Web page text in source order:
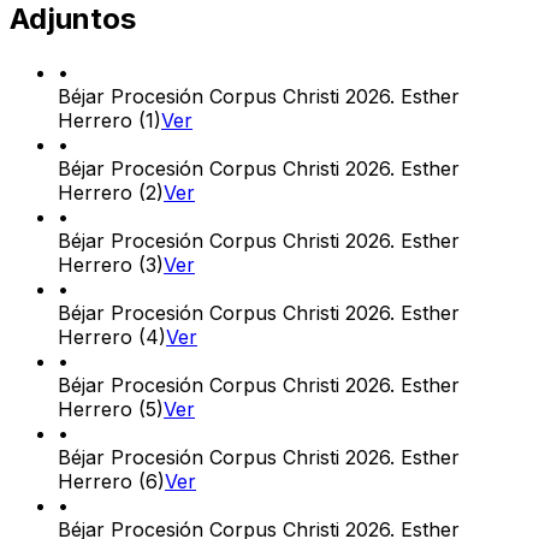
Adjuntos
•
Béjar Procesión Corpus Christi 2026. Esther
Herrero (1)Ver
•
Béjar Procesión Corpus Christi 2026. Esther
Herrero (2)Ver
•
Béjar Procesión Corpus Christi 2026. Esther
Herrero (3)Ver
•
Béjar Procesión Corpus Christi 2026. Esther
Herrero (4)Ver
•
Béjar Procesión Corpus Christi 2026. Esther
Herrero (5)Ver
•
Béjar Procesión Corpus Christi 2026. Esther
Herrero (6)Ver
•
Béjar Procesión Corpus Christi 2026. Esther